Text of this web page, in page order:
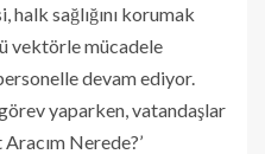
sağlığını korumak
vektörle mücadele
devam ediyor.
yaparken, vatandaşlar
Nerede?’